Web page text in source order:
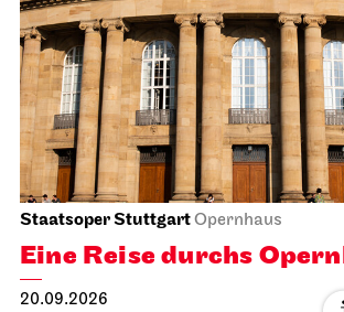
Staatsoper StuttgartOpernhaus
Eine Reise durchs
20.09.2026